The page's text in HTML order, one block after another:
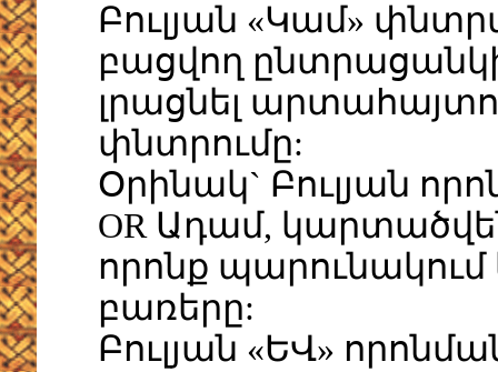
Բուլյան «Կամ»
բացվող
լրացնել
փնտրումը:
Օրինակ` Բուլյան
OR Ադամ,
որոնք պարունակում
բառերը:
Բուլյան «ԵՎ»